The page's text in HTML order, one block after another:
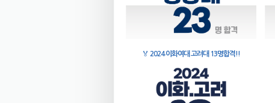
🏅 2024 이화여대 고려대 13명합격!!